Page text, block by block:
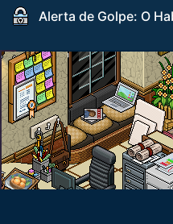
Alerta de Golpe: O